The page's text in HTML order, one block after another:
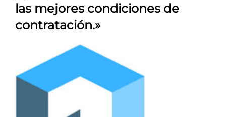
las mejores condiciones de
contratación.»